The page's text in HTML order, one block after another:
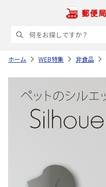
ホーム WEB特集 非食品